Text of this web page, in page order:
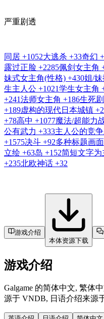
严重剧透
同居 +1052大逃杀 +33奇幻
露过正脸 +2285佩剑女主角
妹式女主角(性格) +430姐/
生主人公 +1021学生女主角
+241法师女主角 +186生死剧
+189虚构的现代日本城镇
+78高中 +1077魔法/超能力
公有武力 +333主人公的竞
+1575决斗 +92多种标题画面
立绘 +63岛 +152简短文字为
+235北欧神话 +32
游戏介绍
本体资源下载
游戏介绍
Galgame 的简体中文, 繁体
源于 VNDB, 日语介绍来源